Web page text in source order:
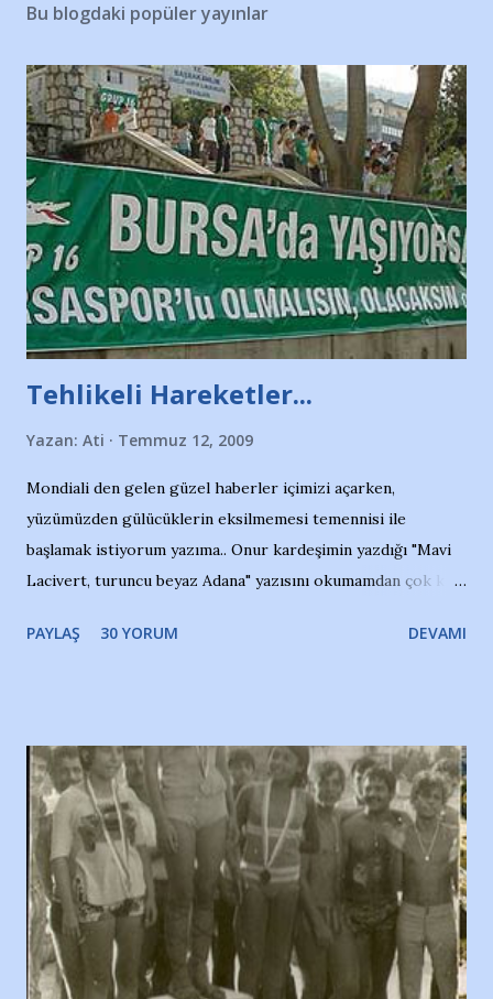
Bu blogdaki popüler yayınlar
Tehlikeli Hareketler...
Yazan: Ati Temmuz 12, 2009
Mondiali den gelen güzel haberler içimizi açarken,
yüzümüzden gülücüklerin eksilmemesi temennisi ile
başlamak istiyorum yazıma.. Onur kardeşimin yazdığı "Mavi
Lacivert, turuncu beyaz Adana" yazısını okumamdan çok kısa
irkildim.. "Bursasporlu taraftarlar, İstanbul takımlarının
ve ürünlerini Bursa şehrinde görmek istemediklerini bir
protesto eylemiyle açıkladıklarını bildiriyordu.. Bu grup
adına açıklama yapan şahsı muhterem(!) ''Açık ve net olarak
söylüyoruz. Bu son uyarımızdır. Bunun yanısıra, bu takımlara
ait tanıtıcı ilanların asılmasına izin veren Bursa Büyükşehir
Belediyesi ile mağazaların bulunduğu alışveriş merkezlerini
de kınıyoruz'' diye de eklemiş .. Blogumuzda okuduğum bu
yazının hemen ardından bu habe...
PAYLAŞ 30 YORUM DEVAMI